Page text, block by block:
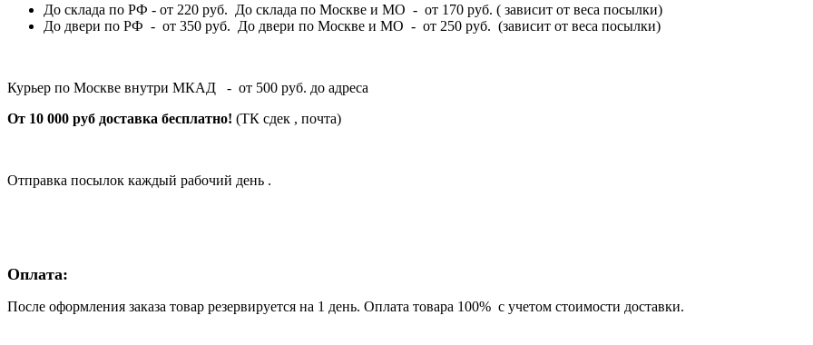
До склада по РФ - от 220 руб. До склада по Москве и МО - от 170 руб. ( зависит от веса посылки)
До двери по РФ - от 350 руб. До двери по Москве и МО - от 250 руб. (зависит от веса посылки)
Курьер по Москве внутри МКАД - от 500 руб. до адреса
От 10 000 руб доставка бесплатно! (ТК сдек , почта)
Отправка посылок каждый рабочий день .
Оплата:
После оформления заказа товар резервируется на 1 день. Оплата товара 100% с учетом стоимости доставки.